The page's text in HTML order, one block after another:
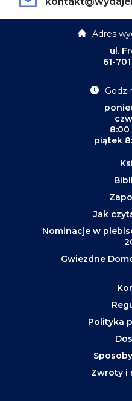
Adres
ul.
61-
8:00
piątek
Jak
Nominacje w
Gwiezdne
Polityka
Zwroty i